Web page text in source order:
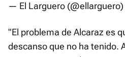
— El Larguero (@ellarguero)
"El problema de Alcaraz es
descanso que no ha tenido.